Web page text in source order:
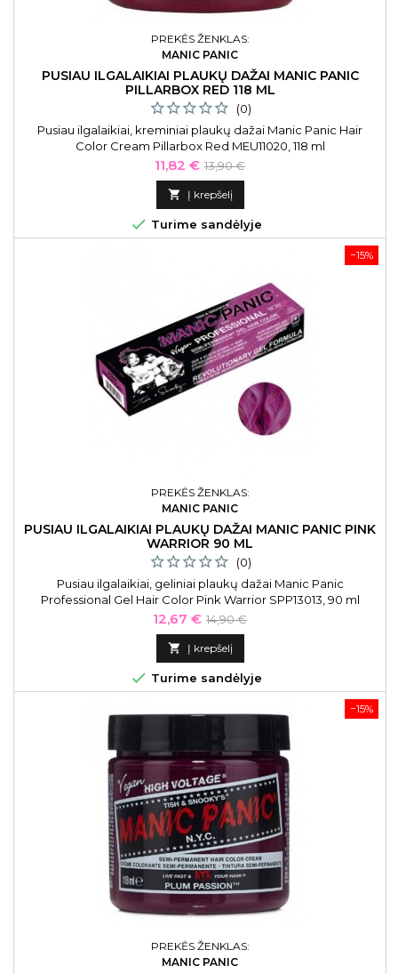
PREKĖS ŽENKLAS:
MANIC PANIC
PUSIAU ILGALAIKIAI PLAUKŲ DAŽAI MANIC PANIC
PILLARBOX RED 118 ML
(0)
Pusiau ilgalaikiai, kreminiai plaukų dažai Manic Panic Hair
Color Cream Pillarbox Red MEU11020, 118 ml
Kaina
11,82 € Bazinė
kaina
13,90 €
 Į krepšelį
 Turime sandėlyje
−15%
PREKĖS ŽENKLAS:
MANIC PANIC
PUSIAU ILGALAIKIAI PLAUKŲ DAŽAI MANIC PANIC PINK
WARRIOR 90 ML
(0)
Pusiau ilgalaikiai, geliniai plaukų dažai Manic Panic
Professional Gel Hair Color Pink Warrior SPP13013, 90 ml
Kaina
12,67 € Bazinė
kaina
14,90 €
 Į krepšelį
 Turime sandėlyje
−15%
PREKĖS ŽENKLAS:
MANIC PANIC